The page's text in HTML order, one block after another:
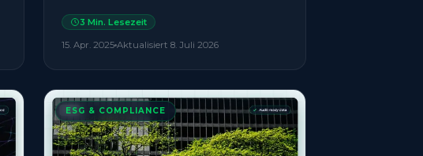
3 Min. Lesezeit
15. Apr. 2025 Aktualisiert 8. Juli 2026
ESG & COMPLIANCE